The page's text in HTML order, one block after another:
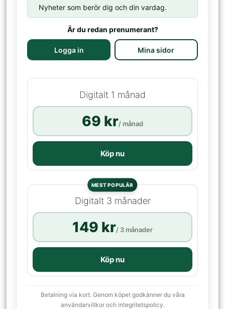
Nyheter som berör dig och din vardag.
Är du redan prenumerant?
Logga in Mina sidor
Digitalt 1 månad
69 kr/ månad
Köp nu
MEST POPULÄR
Digitalt 3 månader
149 kr/ 3 månader
Köp nu
Betalning via kort. Genom köpet godkänner du våra
användarvillkor och integritetspolicy.